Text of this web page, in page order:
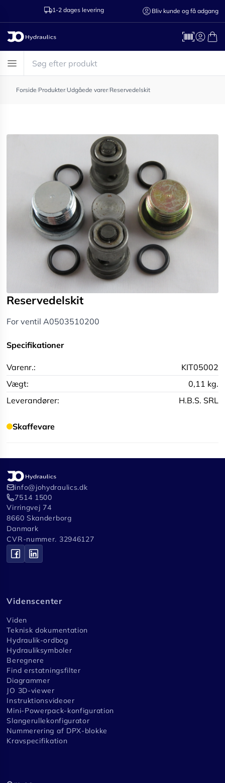
1-2 dages levering Ring til os
Bliv kunde og få adgang
Forside/Produkter/Udgåede varer/Reservedelskit
Reservedelskit
For ventil A0503510200
Specifikationer
Varenr.:
KIT05002
Vægt:
0,11 kg.
Leverandører:
H.B.S. SRL
Skaffevare
info@johydraulics.dk
7514 1500
Virringvej 74
8660 Skanderborg
Danmark
CVR-nummer. 32946127
Videnscenter
Viden
Teknisk dokumentation
Hydraulik-ordbog
Hydrauliksymboler
Beregnere
Find erstatningsfilter
Diagrammer
JO 3D-viewer
Instruktionsvideoer
Mini-Powerpack-konfiguration
Slangerullekonfigurator
Nummerering af DPX-blokke
Kravspecifikation